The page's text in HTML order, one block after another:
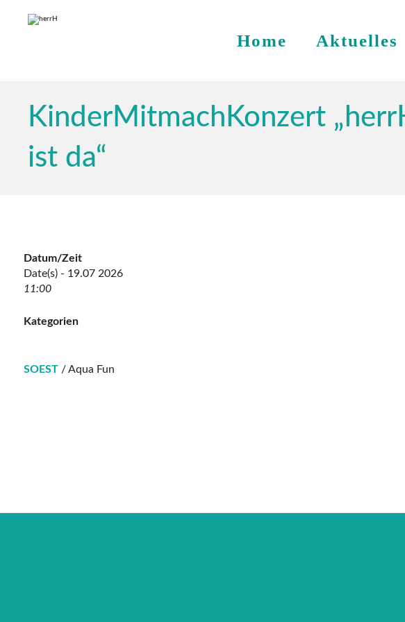
Home Aktuelles
KinderMitmachKonzert
ist da“
Datum/Zeit
Date(s) - 19.07 2026
11:00
Kategorien
SOEST / Aqua Fun